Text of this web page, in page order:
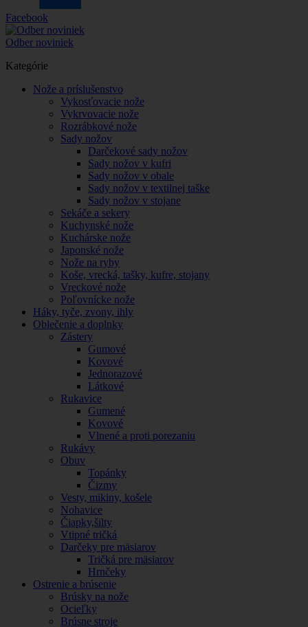
Facebook
Odber noviniek
Kategórie
Nože a príslušenstvo
Vykosťovacie nože
Vykrvovacie nože
Rozrábkové nože
Sady nožov
Darčekové sady nožov
Sady nožov v kufri
Sady nožov v obale
Sady nožov v textilnej taške
Sady nožov v stojane
Sekáče a sekery
Kuchynské nože
Kuchárske nože
Japonské nože
Nože na ryby
Koše, vrecká, tašky, kufre, stojany
Vreckové nože
Poľovnícke nože
Háky, tyče, zvony, ihly
Oblečenie a doplnky
Zástery
Gumové
Kovové
Jednorazové
Látkové
Rukavice
Gumené
Kovové
Vlnené a proti porezaniu
Rukávy
Obuv
Topánky
Čizmy
Vesty, mikiny, košele
Nohavice
Čiapky,šilty
Vtipné tričká
Darčeky pre mäsiarov
Tričká pre mäsiarov
Hrnčeky
Ostrenie a brúsenie
Brúsky na nože
Ocieľky
Brúsne stroje